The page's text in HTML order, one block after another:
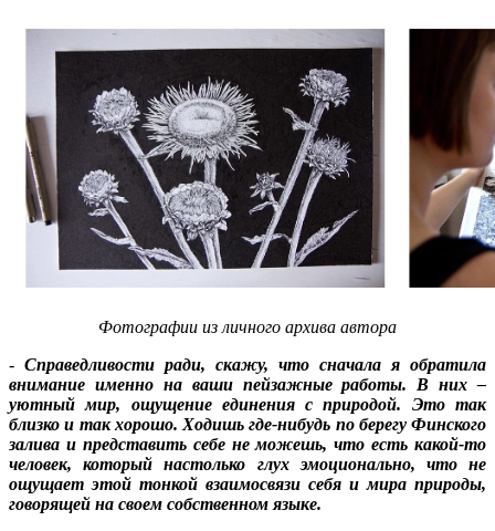
Фотографии из личного архива автора
- Справедливости ради, скажу, что сначала я обратила
внимание именно на ваши пейзажные работы. В них –
уютный мир, ощущение единения с природой. Это так
близко и так хорошо. Ходишь где-нибудь по берегу Финского
залива и представить себе не можешь, что есть какой-то
человек, который настолько глух эмоционально, что не
ощущает этой тонкой взаимосвязи себя и мира природы,
говорящей на своем собственном языке.